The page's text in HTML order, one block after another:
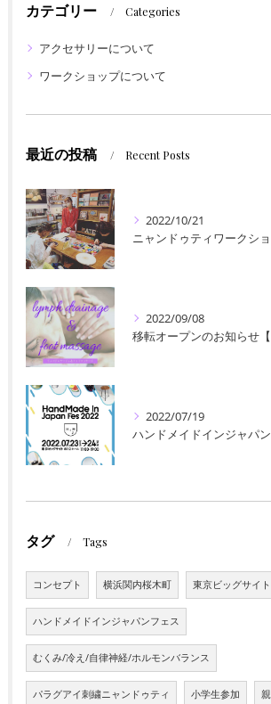
カテゴリー Categories
アクセサリーについて
ワークショップについて
最近の投稿 Recent Posts
2022/10/21
2022/09/08
2022/07/19
タグ Tags
コンセプト 横浜関内桜木町 東京ビッグサイト
ハンドメイドインジャパンフェス
むくみ/冷え/自律神経/ホルモンバランス
パラグアイ刺繍ニャンドゥティ 小学生参加